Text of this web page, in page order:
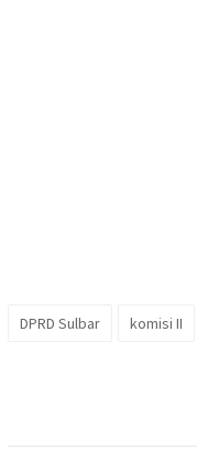
DPRD Sulbar komisi II